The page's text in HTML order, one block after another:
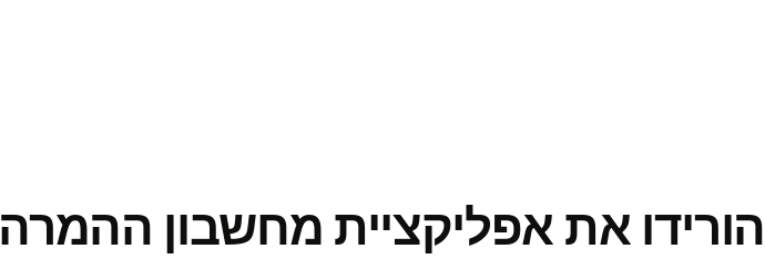
הורידו את אפליקציית מחשבון ההמרה